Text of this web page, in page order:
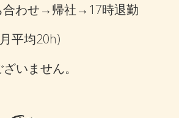
わせ→帰社→17時退勤
平均20h)
いません。